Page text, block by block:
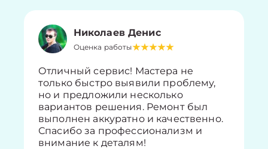
Николаев Денис
Оценка работы
Отличный сервис! Мастера не
только быстро выявили проблему,
но и предложили несколько
вариантов решения. Ремонт был
выполнен аккуратно и качественно.
Спасибо за профессионализм и
внимание к деталям!